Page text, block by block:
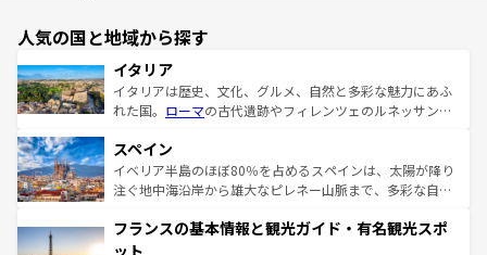
人気の国と地域から探す
イタリア
イタリアは歴史、文化、グルメ、自然と多彩な魅力にあふ
れた国。 ローマの古代遺跡やフィレンツェのルネッサンス
ろん、トスカーナの美しい田園風景やアマルフィ海岸の絶
景など、自然景観も見逃せない。観光の合間には、本場の
ピザやパスタなど、絶品のイタリア料理を堪能することも
ませてくれるイタリアで、忘れられない旅をしてみよう！
なお、新着のイタリア情報は
スペイン
イベリア半島のほぼ80％を占めるスペインは、太陽が降り
注ぐ地中海沿岸から雄大なピレネー山脈まで、多彩な自然
文化が根付くこの国では、情熱的なフラメンコ、熱気あふ
れる闘牛、そして美味しいタパスが生活の一部となってい
フランスの基本情報と観光ガイド・有名観光スポ
ット